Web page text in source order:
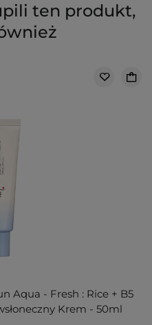
ten produkt,
Aqua - Fresh : Rice + B5
Krem - 50ml